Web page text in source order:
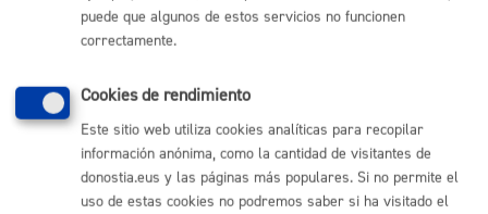
Seguridad ciudadana
puede que algunos de estos servicios no funcionen
correctamente.
Cookies de rendimiento
Este sitio web utiliza cookies analíticas para recopilar
información anónima, como la cantidad de visitantes de
donostia.eus y las páginas más populares. Si no permite el
uso de estas cookies no podremos saber si ha visitado el